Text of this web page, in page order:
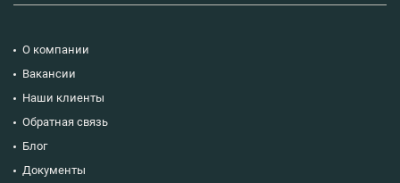
О компании
Вакансии
Наши клиенты
Обратная связь
Блог
Документы